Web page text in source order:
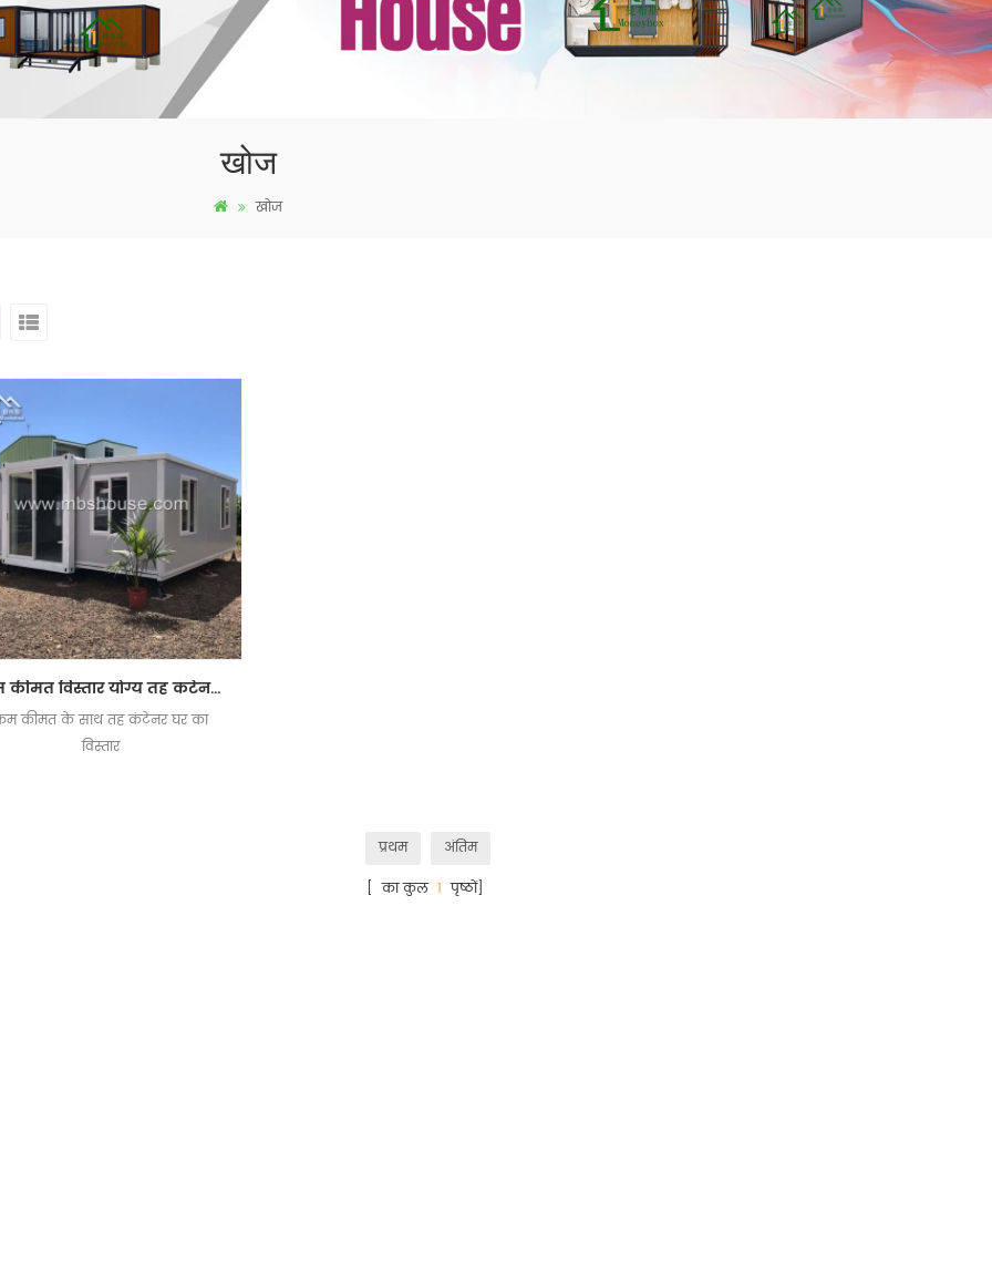
खोज
खोज
कम कीमत विस्तार योग्य तह कंटेनर घर
कीमत के साथ तह कंटेनर घर का
विस्तार
प्रथम
अंतिम
[ का कुल1 पृष्ठों]
mbshou
se.com